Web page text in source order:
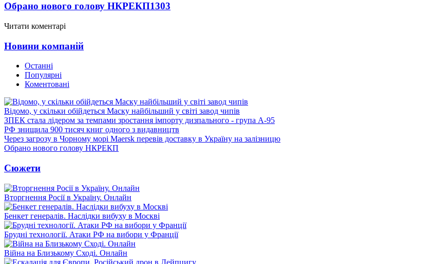
Обрано нового голову НКРЕКП1303
Читати коментарі
Новини компаній
Останні
Популярні
Коментовані
Відомо, у скільки обійдеться Маску найбільший у світі завод чипів
ЗПЕК стала лідером за темпами зростання імпорту дизпального - група А-95
РФ знищила 900 тисяч книг одного з видавництв
Через загрозу в Чорному морі Maersk перевів доставку в Україну на залізницю
Обрано нового голову НКРЕКП
Сюжети
Вторгнення Росії в Україну. Онлайн
Бенкет генералів. Наслідки вибуху в Москві
Брудні технології. Атаки РФ на вибори у Франції
Війна на Близькому Сході. Онлайн